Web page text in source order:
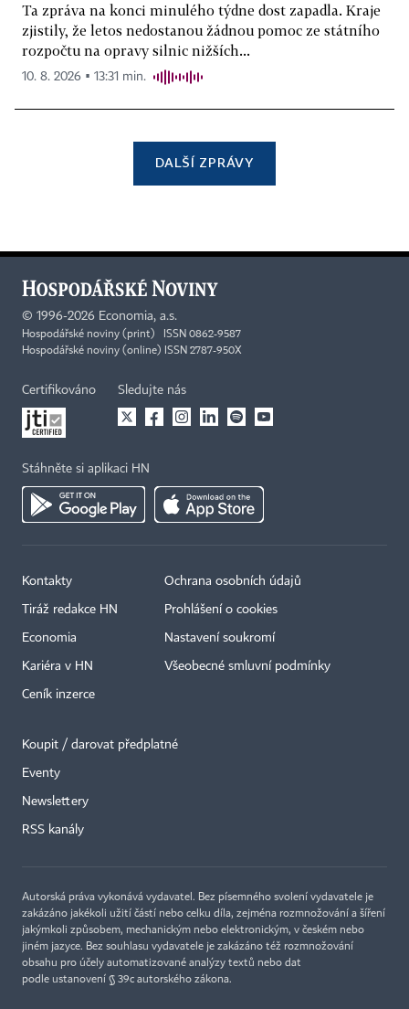
Ta zpráva na konci minulého týdne dost zapadla. Kraje
zjistily, že letos nedostanou žádnou pomoc ze státního
rozpočtu na opravy silnic nižších...
10. 8. 2026 ▪ 13:31 min.
DALŠÍ ZPRÁVY
© 1996-2026 Economia, a.s.
Hospodářské noviny (print) ISSN 0862-9587
Hospodářské noviny (online) ISSN 2787-950X
Certifikováno Sledujte nás
Stáhněte si aplikaci HN
Kontakty
Tiráž redakce HN
Economia
Kariéra v HN
Ceník inzerce
Ochrana osobních údajů
Prohlášení o cookies
Nastavení soukromí
Všeobecné smluvní podmínky
Koupit / darovat předplatné
Eventy
Newslettery
RSS kanály
Autorská práva vykonává vydavatel. Bez písemného svolení vydavatele je
zakázáno jakékoli užití částí nebo celku díla, zejména rozmnožování a šíření
jakýmkoli způsobem, mechanickým nebo elektronickým, v českém nebo
jiném jazyce. Bez souhlasu vydavatele je zakázáno též rozmnožování
obsahu pro účely automatizované analýzy textů nebo dat
podle ustanovení § 39c autorského zákona.